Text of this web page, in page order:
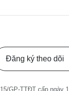
Đăng ký theo dõi
GP-TTĐT cấp ngày